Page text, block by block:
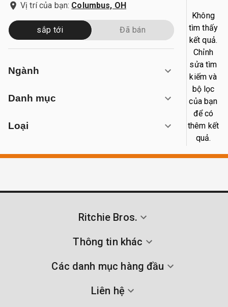
Vị trí của bạn: Columbus, OH
sắp tới Đã bán
Ngành
Danh mục
Loại
Không
tìm thấy
kết quả.
Chỉnh
sửa tìm
kiếm và
bộ lọc
của bạn
để có
thêm kết
quả.
Ritchie Bros.
Thông tin khác
Các danh mục hàng đầu
Liên hệ